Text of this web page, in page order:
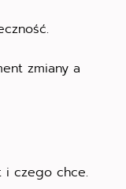
zmiany a
i czego chce.